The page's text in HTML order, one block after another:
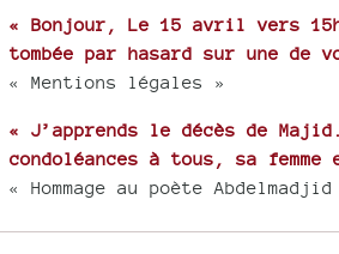
« Bonjour, Le 15 avril vers
tombée par hasard sur une de
« Mentions légales »
« J’apprends le décès de
condoléances à tous, sa
« Hommage au poète Abdelmadjid